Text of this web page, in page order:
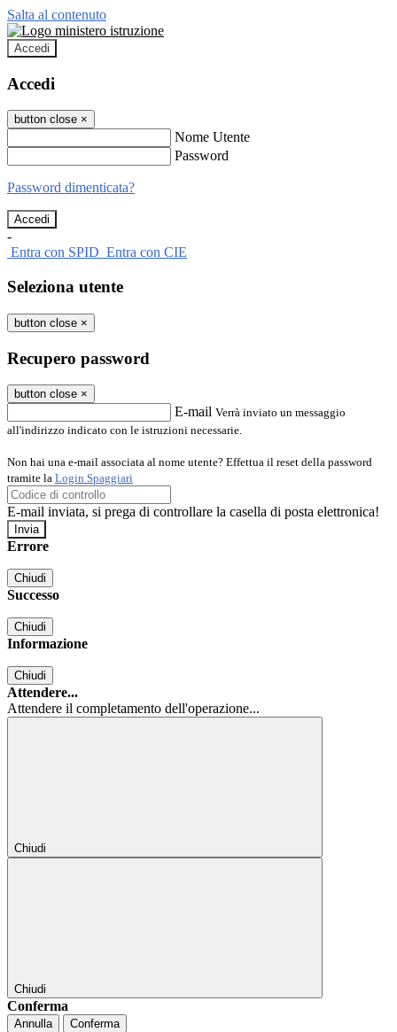
Salta al contenuto
Accedi
Accedi
button close ×
Nome Utente
Password
Password dimenticata?
-
Entra con SPID Entra con CIE
Seleziona utente
button close ×
Recupero password
button close ×
E-mail Verrà inviato un messaggio
all'indirizzo indicato con le istruzioni necessarie.
Non hai una e-mail associata al nome utente? Effettua il reset della password
tramite la Login Spaggiari
E-mail inviata, si prega di controllare la casella di posta elettronica!
Errore
Chiudi
Successo
Chiudi
Informazione
Chiudi
Attendere...
Attendere il completamento dell'operazione...
Chiudi
Chiudi
Conferma
Annulla Conferma